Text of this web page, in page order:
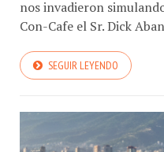
nos invadieron
Con-Cafe el Sr. Dick
SEGUIR LEYENDO